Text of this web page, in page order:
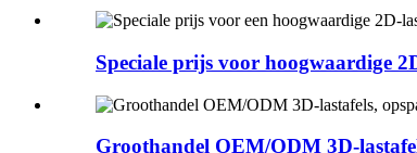
Speciale prijs voor hoogwaardige
Groothandel OEM/ODM 3D-